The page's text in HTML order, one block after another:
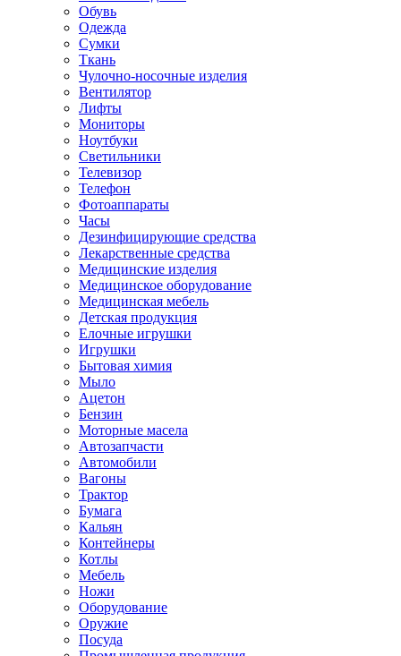
Обувь
Одежда
Сумки
Ткань
Чулочно-носочные изделия
Вентилятор
Лифты
Мониторы
Ноутбуки
Светильники
Телевизор
Телефон
Фотоаппараты
Часы
Дезинфицирующие средства
Лекарственные средства
Медицинские изделия
Медицинское оборудование
Медицинская мебель
Детская продукция
Елочные игрушки
Игрушки
Бытовая химия
Мыло
Ацетон
Бензин
Моторные масела
Автозапчасти
Автомобили
Вагоны
Трактор
Бумага
Кальян
Контейнеры
Котлы
Мебель
Ножи
Оборудование
Оружие
Посуда